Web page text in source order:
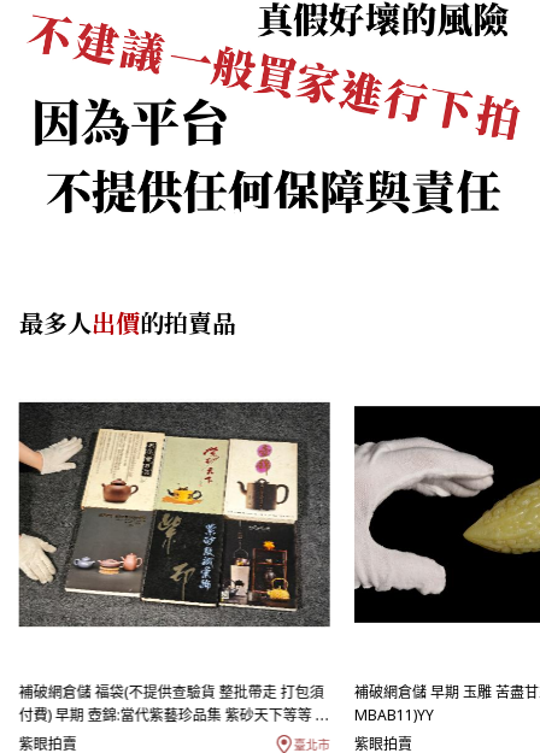
最多人出價的拍賣品
補破網倉儲 福袋(不提供查驗貨 整批帶走 打包須
付費) 早期 壺錦:當代紫藝珍品集 紫砂天下等等 6
冊 總重8kg(BP-QAEN02T)UT
紫眼拍賣 臺北市
補破網倉儲 早期 玉雕 苦盡
MBAB11)YY
紫眼拍賣